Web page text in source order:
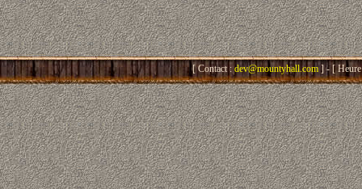
[ Contact : dev@mountyhall.com] - [ Heure